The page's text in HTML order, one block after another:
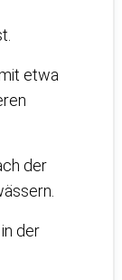
etwa
der
der